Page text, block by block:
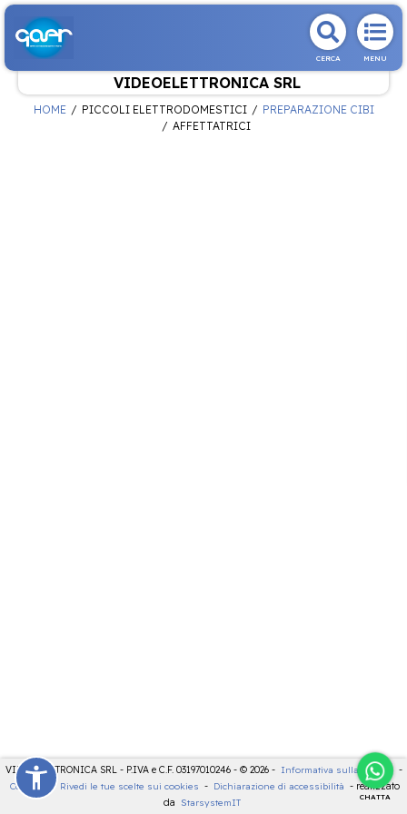
CERCA MENU
VIDEOELETTRONICA SRL
CHATTA
HOME PICCOLI ELETTRODOMESTICI
PREPARAZIONE CIBI
AFFETTATRICI
VIDEOELETTRONICA SRL - P.IVA e C.F. 03197010246 - © 2026 - Informativa sulla privacy -
Cookies
- Rivedi le tue scelte sui cookies - Dichiarazione di accessibilità - realizzato
da
StarsystemIT